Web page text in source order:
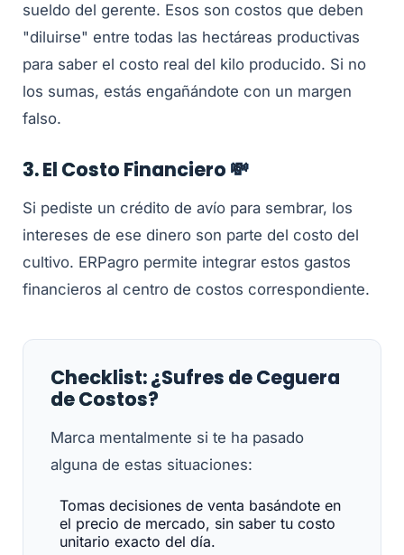
sueldo del gerente. Esos son costos que deben
"diluirse" entre todas las hectáreas productivas
para saber el costo real del kilo producido. Si no
los sumas, estás engañándote con un margen
falso.
3. El Costo Financiero 💸
Si pediste un crédito de avío para sembrar, los
intereses de ese dinero son parte del costo del
cultivo. ERPagro permite integrar estos gastos
financieros al centro de costos correspondiente.
Checklist: ¿Sufres de Ceguera
de Costos?
Marca mentalmente si te ha pasado
alguna de estas situaciones:
Tomas decisiones de venta basándote en
el precio de mercado, sin saber tu costo
unitario exacto del día.